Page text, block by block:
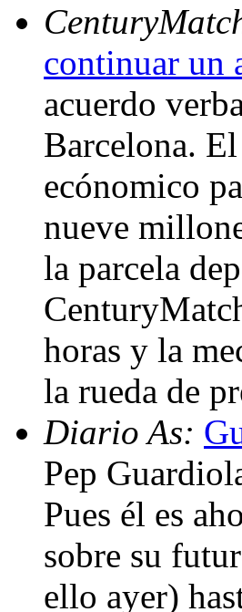
continuar un
acuerdo
Barcelona.
ecónomico
nueve
la parcela
horas y la
la rueda de
Diario As:
Pep
Pues él es
sobre su
ello ayer)